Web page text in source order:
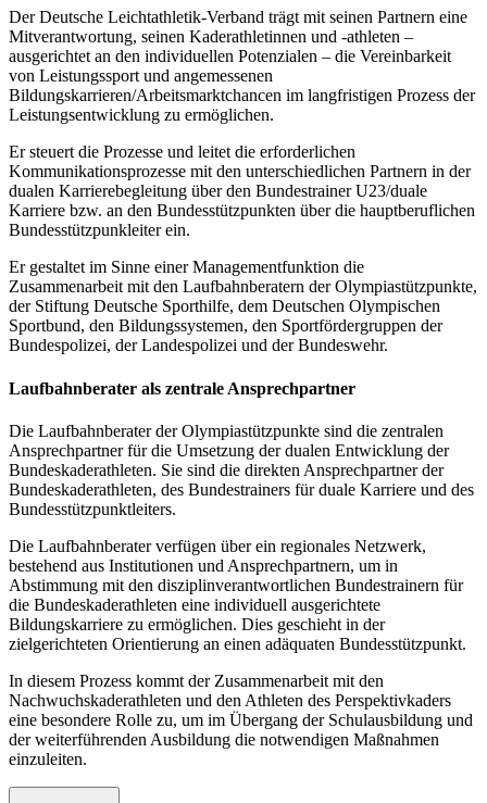
Der Deutsche Leichtathletik-Verband trägt mit seinen Partnern eine
Mitverantwortung, seinen Kaderathletinnen und -athleten –
ausgerichtet an den individuellen Potenzialen – die Vereinbarkeit
von Leistungssport und angemessenen
Bildungskarrieren/Arbeitsmarktchancen im langfristigen Prozess der
Leistungsentwicklung zu ermöglichen.
Er steuert die Prozesse und leitet die erforderlichen
Kommunikationsprozesse mit den unterschiedlichen Partnern in der
dualen Karrierebegleitung über den Bundestrainer U23/duale
Karriere bzw. an den Bundesstützpunkten über die hauptberuflichen
Bundesstützpunkleiter ein.
Er gestaltet im Sinne einer Managementfunktion die
Zusammenarbeit mit den Laufbahnberatern der Olympiastützpunkte,
der Stiftung Deutsche Sporthilfe, dem Deutschen Olympischen
Sportbund, den Bildungssystemen, den Sportfördergruppen der
Bundespolizei, der Landespolizei und der Bundeswehr.
Laufbahnberater als zentrale Ansprechpartner
Die Laufbahnberater der Olympiastützpunkte sind die zentralen
Ansprechpartner für die Umsetzung der dualen Entwicklung der
Bundeskaderathleten. Sie sind die direkten Ansprechpartner der
Bundeskaderathleten, des Bundestrainers für duale Karriere und des
Bundesstützpunktleiters.
Die Laufbahnberater verfügen über ein regionales Netzwerk,
bestehend aus Institutionen und Ansprechpartnern, um in
Abstimmung mit den disziplinverantwortlichen Bundestrainern für
die Bundeskaderathleten eine individuell ausgerichtete
Bildungskarriere zu ermöglichen. Dies geschieht in der
zielgerichteten Orientierung an einen adäquaten Bundesstützpunkt.
In diesem Prozess kommt der Zusammenarbeit mit den
Nachwuchskaderathleten und den Athleten des Perspektivkaders
eine besondere Rolle zu, um im Übergang der Schulausbildung und
der weiterführenden Ausbildung die notwendigen Maßnahmen
einzuleiten.